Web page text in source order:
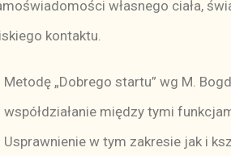
własnego ciała,
kontaktu.
Metodę „Dobrego startu” wg M.
współdziałanie między tymi
Usprawnienie w tym zakresie jak i